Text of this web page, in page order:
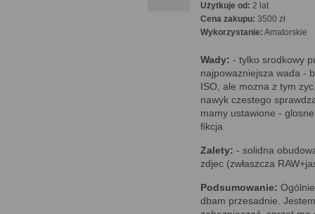
Użytkuje od: 2 lat
Cena zakupu: 3500 zł
Wykorzystanie: Amatorskie
Wady: - tylko srodkowy
najpowazniejsza wada -
ISO, ale mozna z tym
nawyk czestego
mamy ustawione -
fikcja
Zalety: - solidna
zdjec (zwłaszcza
Podsumowanie:
dbam przesadnie.